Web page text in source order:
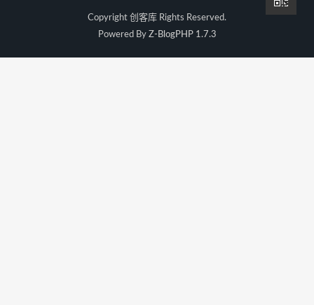
Copyright 创客库 Rights Reserved.
Powered By Z-BlogPHP 1.7.3